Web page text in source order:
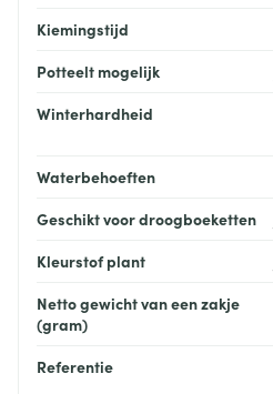
Kiemingstijd
Potteelt mogelijk
Winterhardheid
Waterbehoeften
Geschikt voor droogboeketten
Kleurstof plant
Netto gewicht van een zakje
(gram)
Referentie